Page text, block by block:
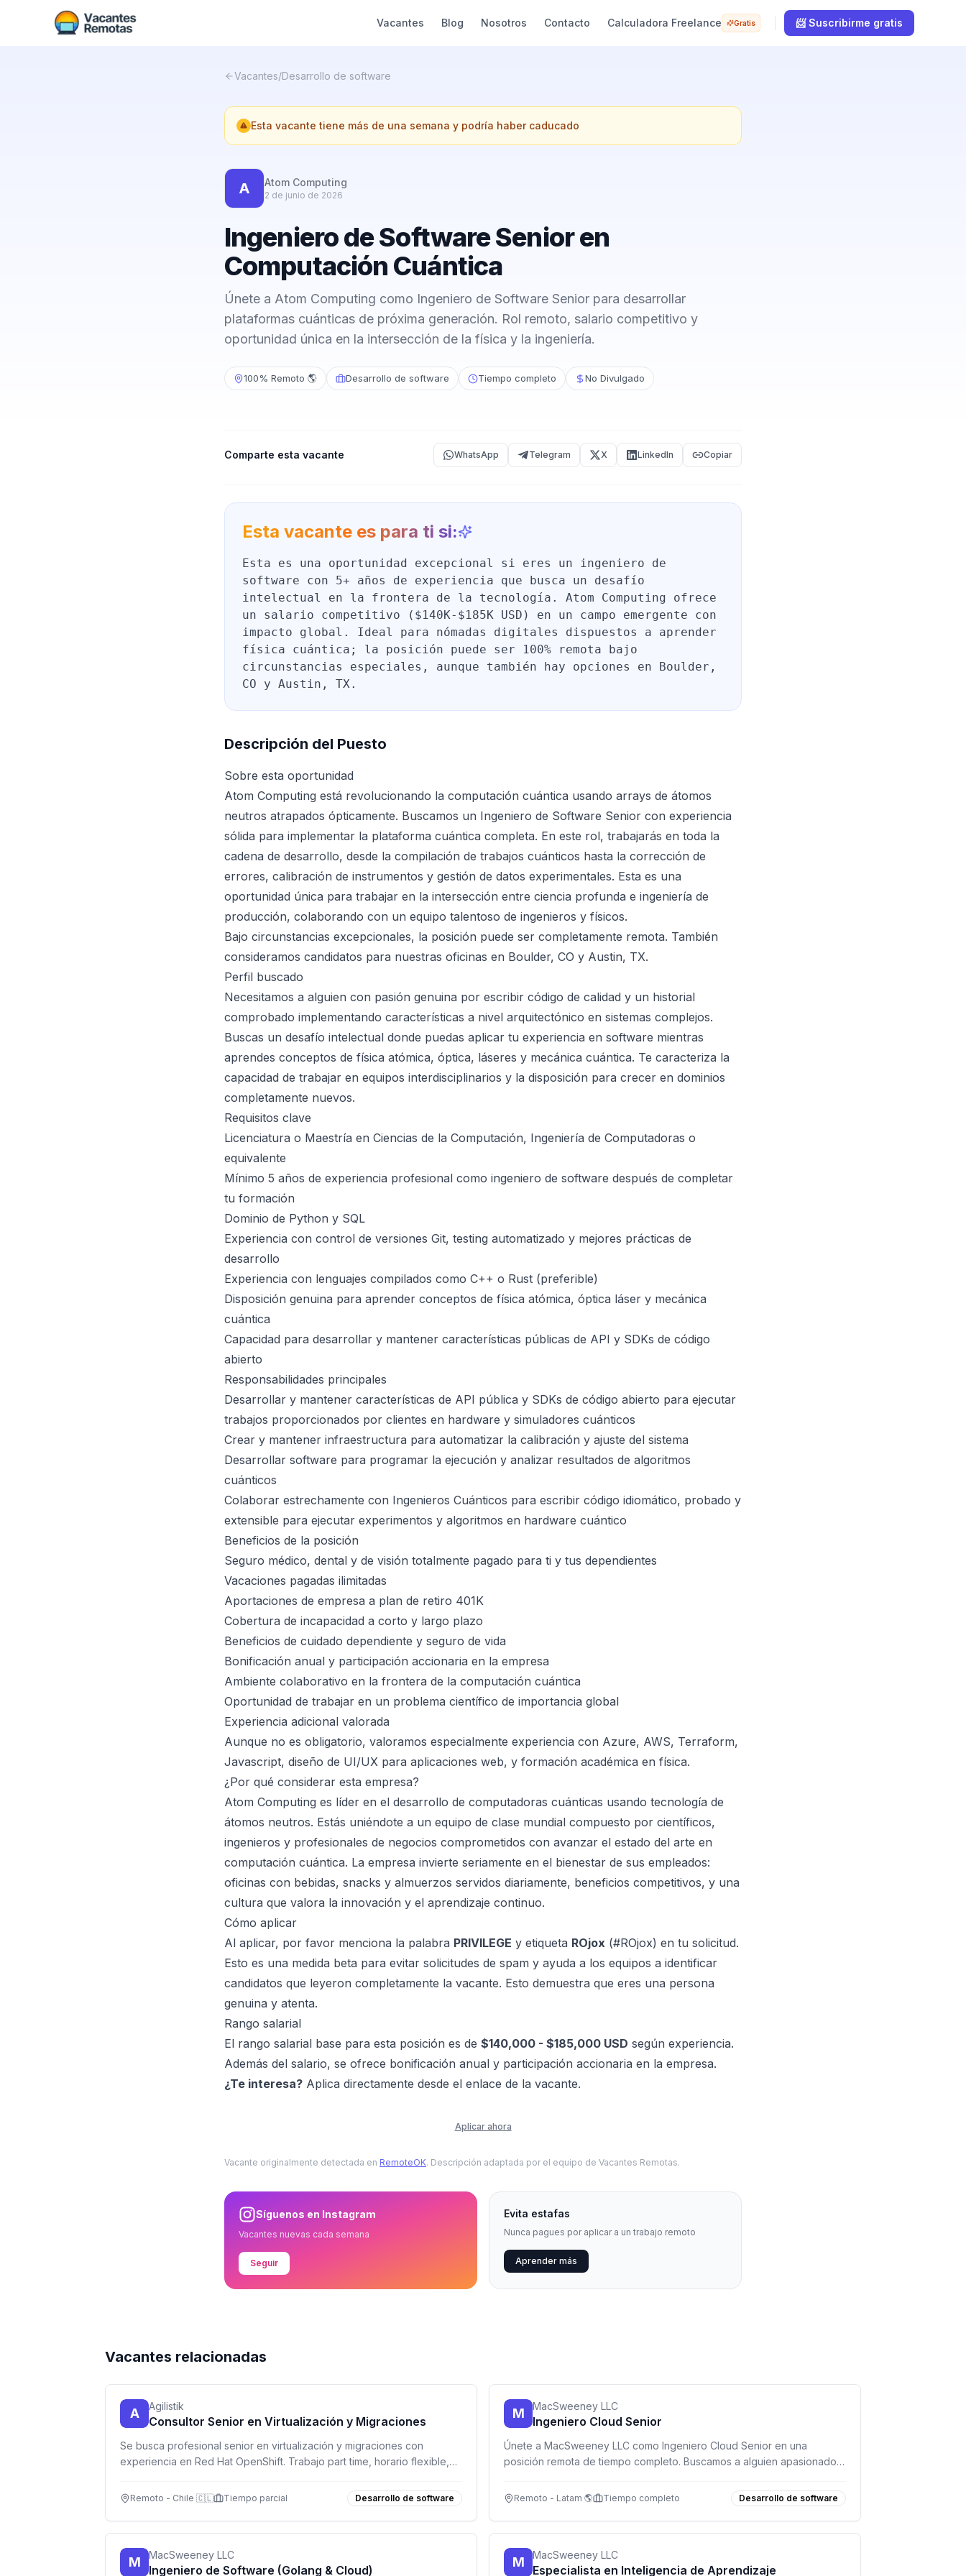
Vacantes Blog Nosotros Contacto Calculadora Freelance Gratis 📨 Suscribirme gratis
Vacantes/Desarrollo de software
Esta vacante tiene más de una semana y podría haber caducado
A Atom Computing
2 de junio de 2026
Ingeniero de Software Senior en
Computación Cuántica
Únete a Atom Computing como Ingeniero de Software Senior para desarrollar
plataformas cuánticas de próxima generación. Rol remoto, salario competitivo y
oportunidad única en la intersección de la física y la ingeniería.
100% Remoto 🌎 Desarrollo de software Tiempo completo No Divulgado
Comparte esta vacante WhatsApp Telegram X LinkedIn Copiar
Esta vacante es para ti si:
Esta es una oportunidad excepcional si eres un ingeniero de
software con 5+ años de experiencia que busca un desafío
intelectual en la frontera de la tecnología. Atom Computing ofrece
un salario competitivo ($140K-$185K USD) en un campo emergente con
impacto global. Ideal para nómadas digitales dispuestos a aprender
física cuántica; la posición puede ser 100% remota bajo
circunstancias especiales, aunque también hay opciones en Boulder,
CO y Austin, TX.
Descripción del Puesto
Sobre esta oportunidad
Atom Computing está revolucionando la computación cuántica usando arrays de átomos
neutros atrapados ópticamente. Buscamos un Ingeniero de Software Senior con experiencia
sólida para implementar la plataforma cuántica completa. En este rol, trabajarás en toda la
cadena de desarrollo, desde la compilación de trabajos cuánticos hasta la corrección de
errores, calibración de instrumentos y gestión de datos experimentales. Esta es una
oportunidad única para trabajar en la intersección entre ciencia profunda e ingeniería de
producción, colaborando con un equipo talentoso de ingenieros y físicos.
Bajo circunstancias excepcionales, la posición puede ser completamente remota. También
consideramos candidatos para nuestras oficinas en Boulder, CO y Austin, TX.
Perfil buscado
Necesitamos a alguien con pasión genuina por escribir código de calidad y un historial
comprobado implementando características a nivel arquitectónico en sistemas complejos.
Buscas un desafío intelectual donde puedas aplicar tu experiencia en software mientras
aprendes conceptos de física atómica, óptica, láseres y mecánica cuántica. Te caracteriza la
capacidad de trabajar en equipos interdisciplinarios y la disposición para crecer en dominios
completamente nuevos.
Requisitos clave
Licenciatura o Maestría en Ciencias de la Computación, Ingeniería de Computadoras o
equivalente
Mínimo 5 años de experiencia profesional como ingeniero de software después de completar
tu formación
Dominio de Python y SQL
Experiencia con control de versiones Git, testing automatizado y mejores prácticas de
desarrollo
Experiencia con lenguajes compilados como C++ o Rust (preferible)
Disposición genuina para aprender conceptos de física atómica, óptica láser y mecánica
cuántica
Capacidad para desarrollar y mantener características públicas de API y SDKs de código
abierto
Responsabilidades principales
Desarrollar y mantener características de API pública y SDKs de código abierto para ejecutar
trabajos proporcionados por clientes en hardware y simuladores cuánticos
Crear y mantener infraestructura para automatizar la calibración y ajuste del sistema
Desarrollar software para programar la ejecución y analizar resultados de algoritmos
cuánticos
Colaborar estrechamente con Ingenieros Cuánticos para escribir código idiomático, probado y
extensible para ejecutar experimentos y algoritmos en hardware cuántico
Beneficios de la posición
Seguro médico, dental y de visión totalmente pagado para ti y tus dependientes
Vacaciones pagadas ilimitadas
Aportaciones de empresa a plan de retiro 401K
Cobertura de incapacidad a corto y largo plazo
Beneficios de cuidado dependiente y seguro de vida
Bonificación anual y participación accionaria en la empresa
Ambiente colaborativo en la frontera de la computación cuántica
Oportunidad de trabajar en un problema científico de importancia global
Experiencia adicional valorada
Aunque no es obligatorio, valoramos especialmente experiencia con Azure, AWS, Terraform,
Javascript, diseño de UI/UX para aplicaciones web, y formación académica en física.
¿Por qué considerar esta empresa?
Atom Computing es líder en el desarrollo de computadoras cuánticas usando tecnología de
átomos neutros. Estás uniéndote a un equipo de clase mundial compuesto por científicos,
ingenieros y profesionales de negocios comprometidos con avanzar el estado del arte en
computación cuántica. La empresa invierte seriamente en el bienestar de sus empleados:
oficinas con bebidas, snacks y almuerzos servidos diariamente, beneficios competitivos, y una
cultura que valora la innovación y el aprendizaje continuo.
Cómo aplicar
Al aplicar, por favor menciona la palabra PRIVILEGE y etiqueta ROjox (#ROjox) en tu solicitud.
Esto es una medida beta para evitar solicitudes de spam y ayuda a los equipos a identificar
candidatos que leyeron completamente la vacante. Esto demuestra que eres una persona
genuina y atenta.
Rango salarial
El rango salarial base para esta posición es de $140,000 - $185,000 USD según experiencia.
Además del salario, se ofrece bonificación anual y participación accionaria en la empresa.
¿Te interesa? Aplica directamente desde el enlace de la vacante.
Aplicar ahora
Vacante originalmente detectada en RemoteOK. Descripción adaptada por el equipo de Vacantes Remotas.
Síguenos en Instagram
Vacantes nuevas cada semana
Seguir
Evita estafas
Nunca pagues por aplicar a un trabajo remoto
Aprender más
Vacantes relacionadas
A Agilistik
Consultor Senior en Virtualización y Migraciones
Se busca profesional senior en virtualización y migraciones con
experiencia en Red Hat OpenShift. Trabajo part time, horario flexible,
Remoto - Chile 🇨🇱 Tiempo parcial Desarrollo de software
M MacSweeney LLC
Ingeniero Cloud Senior
Únete a MacSweeney LLC como Ingeniero Cloud Senior en una
posición remota de tiempo completo. Buscamos a alguien apasionado
Remoto - Latam 🌎 Tiempo completo Desarrollo de software
M MacSweeney LLC
Ingeniero de Software (Golang & Cloud)
M MacSweeney LLC
Especialista en Inteligencia de Aprendizaje